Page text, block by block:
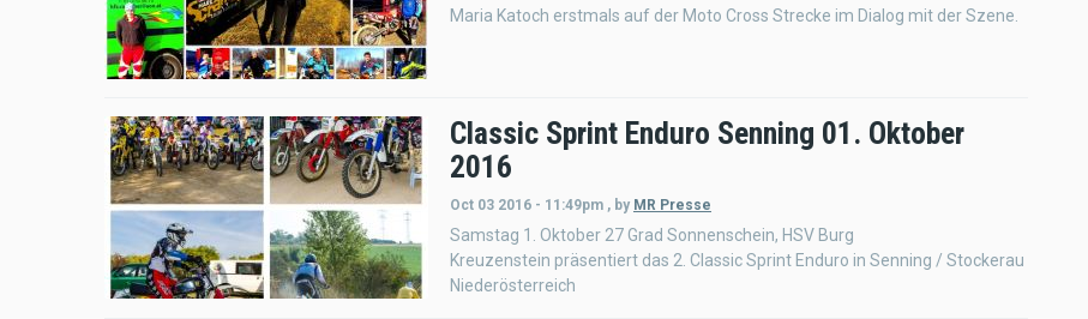
Maria Katoch erstmals auf der Moto Cross Strecke im Dialog mit der Szene.
Classic Sprint Enduro Senning 01. Oktober
2016
Oct 03 2016 - 11:49pm , by MR Presse
Samstag 1. Oktober 27 Grad Sonnenschein, HSV Burg
Kreuzenstein präsentiert das 2. Classic Sprint Enduro in Senning / Stockerau
Niederösterreich